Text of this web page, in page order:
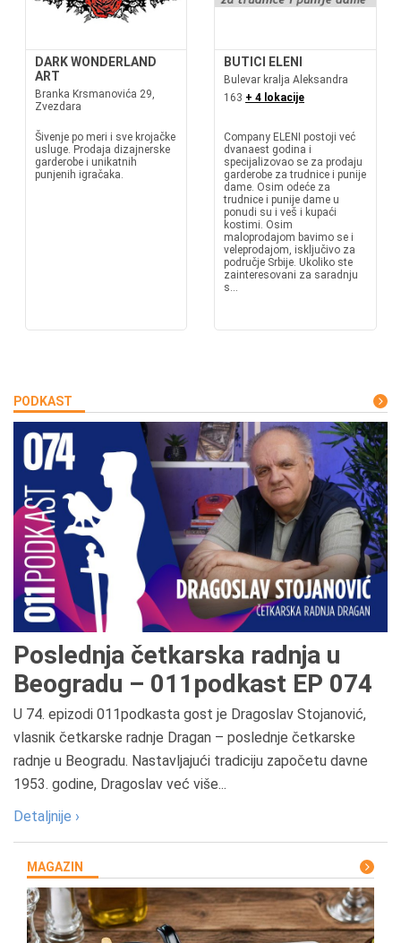
DARK WONDERLAND
ART
Branka Krsmanovića 29,
Zvezdara
Šivenje po meri i sve krojačke
usluge. Prodaja dizajnerske
garderobe i unikatnih
punjenih igračaka.
BUTICI ELENI
Bulevar kralja Aleksandra
163 + 4 lokacije
Company ELENI postoji već
dvanaest godina i
specijalizovao se za prodaju
garderobe za trudnice i punije
dame. Osim odeće za
trudnice i punije dame u
ponudi su i veš i kupaći
kostimi. Osim
maloprodajom bavimo se i
veleprodajom, isključivo za
područje Srbije. Ukoliko ste
zainteresovani za saradnju
s...
PODKAST
Poslednja četkarska radnja u
Beogradu – 011podkast EP 074
U 74. epizodi 011podkasta gost je Dragoslav Stojanović,
vlasnik četkarske radnje Dragan – poslednje četkarske
radnje u Beogradu. Nastavljajući tradiciju započetu davne
1953. godine, Dragoslav već više...
Detaljnije ›
MAGAZIN